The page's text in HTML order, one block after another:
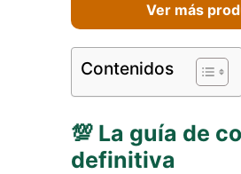
Ver más
Contenidos
💯 La guía de
definitiva